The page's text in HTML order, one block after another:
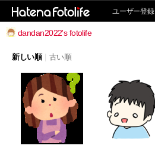
ユーザー登録
dandan2022's fotolife
新しい順 古い順